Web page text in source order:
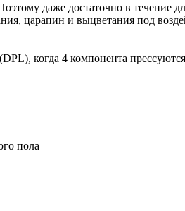
даже достаточно в течение
царапин и выцветания под
когда 4 компонента
пола